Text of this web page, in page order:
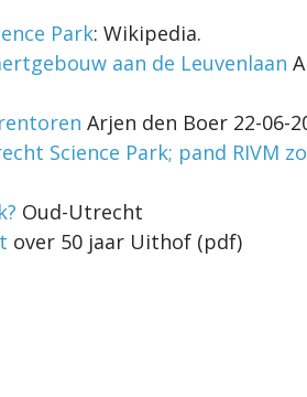
Park: Wikipedia.
aan de Leuvenlaan
Arjen den Boer 22-06-
Science Park; pand RIVM
Oud-Utrecht
over 50 jaar Uithof (pdf)